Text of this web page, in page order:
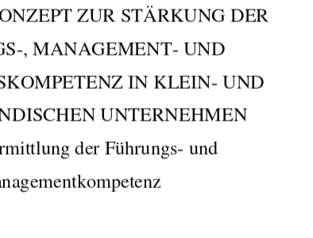
ZUR STÄRKUNG DER
, MANAGEMENT- UND
IN KLEIN- UND
UNTERNEHMEN
der Führungs- und